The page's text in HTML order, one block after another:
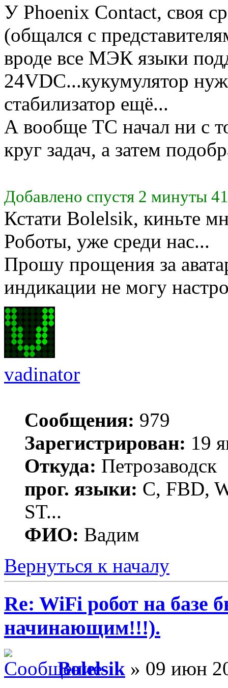
У Phoenix Contact, своя
(общался с
вроде все МЭК языки
24VDC...кукумулятор
стабилизатор ещё...
А вообще ТС начал ни с
круг задач, а затем
Добавлено спустя 2 минуты
Кстати Bolelsik, киньте
Роботы, уже среди нас...
Прошу прощения за
индикации не могу
vadinator
Сообщения: 979
Зарегистрирован: 19
Откуда: Петрозаводск
прог. языки: C, FBD,
ST...
ФИО: Вадим
Вернуться к началу
Re: WiFi робот на базе
начинающим!!!).
Bolelsik » 09 июн